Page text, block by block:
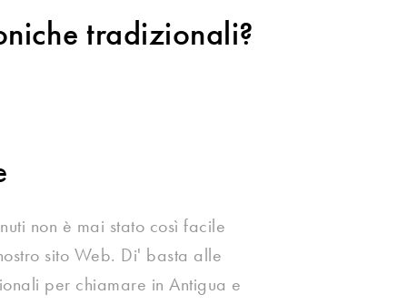
tradizionali?
non è mai stato così facile
sito Web. Di' basta alle
per chiamare in Antigua e